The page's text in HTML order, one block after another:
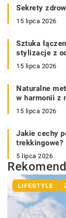
Sekrety
15 lipca 2026
Sztuka
stylizacje z
15 lipca 2026
Naturalne
w harmonii z
15 lipca 2026
Jakie cechy
trekkingowe?
5 lipca 2026
LIFESTYLE